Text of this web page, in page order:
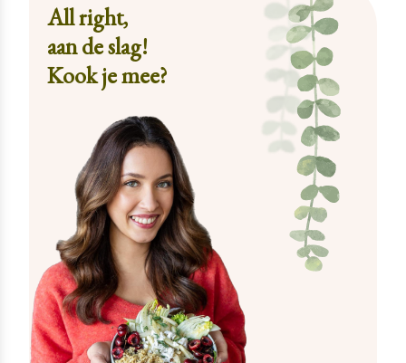
All right,
aan de slag!
Kook je mee?